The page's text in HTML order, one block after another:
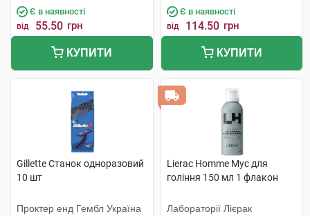
Є в наявності
від 55.50 грн
КУПИТИ
Є в наявності
від 114.50 грн
КУПИТИ
Gillette Станок одноразовий
10 шт
Проктер енд Гембл Україна
Lierac Homme Мус для
гоління 150 мл 1 флакон
Лабораторії Лієрак